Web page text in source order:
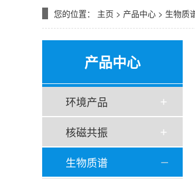
您的位置： 主页 > 产品中心 > 生物质
产品中心
环境产品
核磁共振
生物质谱